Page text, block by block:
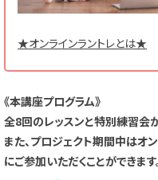
★オンラインラントレとは★
《本講座プログラム》
全8回のレッスンと特別練習会
また、プロジェクト期間中はオ
にご参加いただくことができます